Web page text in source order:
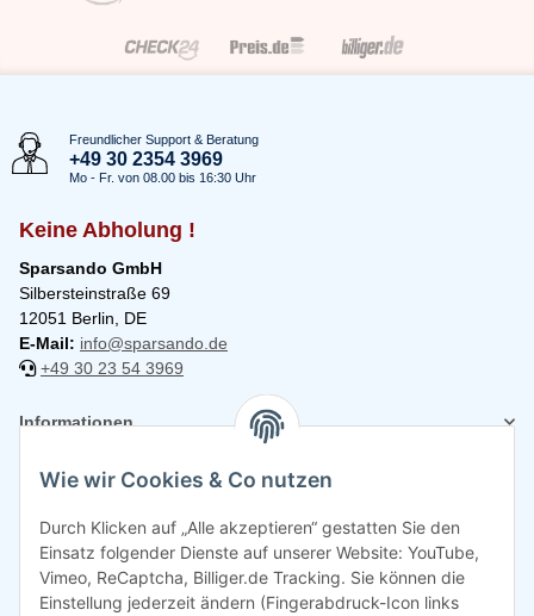
Freundlicher Support & Beratung
+49 30 2354 3969
Mo - Fr. von 08.00 bis 16:30 Uhr
Keine Abholung !
Sparsando GmbH
Silbersteinstraße 69
12051 Berlin, DE
E-Mail: info@sparsando.de
+49 30 23 54 3969
Informationen
Rechtliches
Wie wir Cookies & Co nutzen
Durch Klicken auf „Alle akzeptieren“ gestatten Sie den
Einsatz folgender Dienste auf unserer Website: YouTube,
Vimeo, ReCaptcha, Billiger.de Tracking. Sie können die
Einstellung jederzeit ändern (Fingerabdruck-Icon links